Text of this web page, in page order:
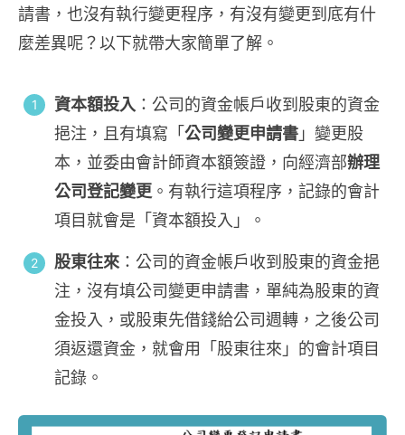
請書，也沒有執行變更程序，有沒有變更到底有什
麼差異呢？以下就帶大家簡單了解。
資本額投入 ：公司的資金帳戶收到股東的資金
挹注，且有填寫「 公司變更申請書 」變更股
本，並委由會計師資本額簽證，向經濟部辦理
公司登記變更 。有執行這項程序，記錄的會計
項目就會是「資本額投入」。
股東往來：公司的資金帳戶收到股東的資金挹
注，沒有填公司變更申請書，單純為股東的資
金投入，或股東先借錢給公司週轉，之後公司
須返還資金，就會用「股東往來」的會計項目
記錄。